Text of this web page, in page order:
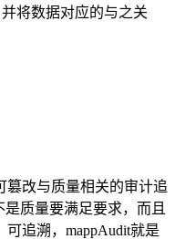
将数据对应的与之关
篡改与质量相关的审计追
质量要满足要求，而且
追溯，mappAudit就是